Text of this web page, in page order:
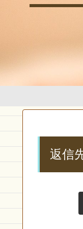
返信